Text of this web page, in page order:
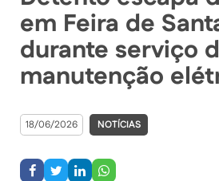
em Feira de
durante serviço
manutenção
18/06/2026 NOTÍCIAS